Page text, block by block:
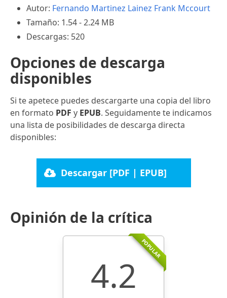
Autor: Fernando Martinez Lainez Frank Mccourt
Tamaño: 1.54 - 2.24 MB
Descargas: 520
Opciones de descarga
disponibles
Si te apetece puedes descargarte una copia del libro
en formato PDF y EPUB. Seguidamente te indicamos
una lista de posibilidades de descarga directa
disponibles:
Descargar [PDF | EPUB]
Opinión de la crítica
POPULAR
4.2